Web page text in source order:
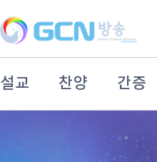
설교 찬양 간증